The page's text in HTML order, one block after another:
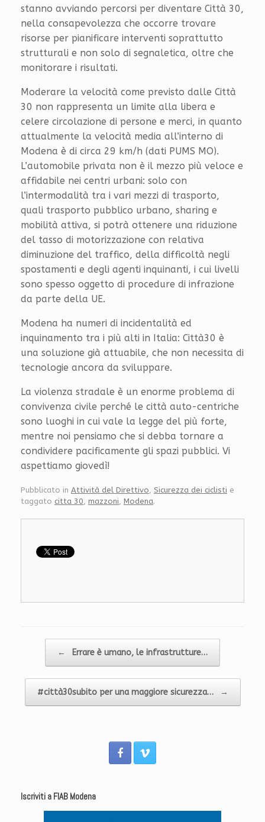
stanno avviando percorsi per diventare Città 30,
nella consapevolezza che occorre trovare
risorse per pianificare interventi soprattutto
strutturali e non solo di segnaletica, oltre che
monitorare i risultati.
Moderare la velocità come previsto dalle Città
30 non rappresenta un limite alla libera e
celere circolazione di persone e merci, in quanto
attualmente la velocità media all’interno di
Modena è di circa 29 km/h (dati PUMS MO).
L’automobile privata non è il mezzo più veloce e
affidabile nei centri urbani: solo con
l’intermodalità tra i vari mezzi di trasporto,
quali trasporto pubblico urbano, sharing e
mobilità attiva, si potrà ottenere una riduzione
del tasso di motorizzazione con relativa
diminuzione del traffico, della difficoltà negli
spostamenti e degli agenti inquinanti, i cui livelli
sono spesso oggetto di procedure di infrazione
da parte della UE.
Modena ha numeri di incidentalità ed
inquinamento tra i più alti in Italia: Città30 è
una soluzione già attuabile, che non necessita di
tecnologie ancora da sviluppare.
La violenza stradale è un enorme problema di
convivenza civile perché le città auto-centriche
sono luoghi in cui vale la legge del più forte,
mentre noi pensiamo che si debba tornare a
condividere pacificamente gli spazi pubblici. Vi
aspettiamo giovedì!
Pubblicato in Attività del Direttivo, Sicurezza dei ciclisti e
taggato citta 30, mazzoni, Modena.
←
Errare è umano, le infrastrutture…
#città30subito per una maggiore sicurezza… →
Iscriviti a FIAB Modena